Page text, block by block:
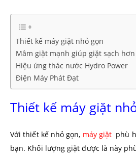
Thiết kế máy giặt nhỏ gọn
Mâm giặt mạnh giúp giặt sạch hơn
Hiệu ứng thác nước Hydro Power
Điện Máy Phát Đạt
Thiết kế máy giặt
Với thiết kế nhỏ gọn, máy giặt phù
bạn. Khối lượng giặt được là này